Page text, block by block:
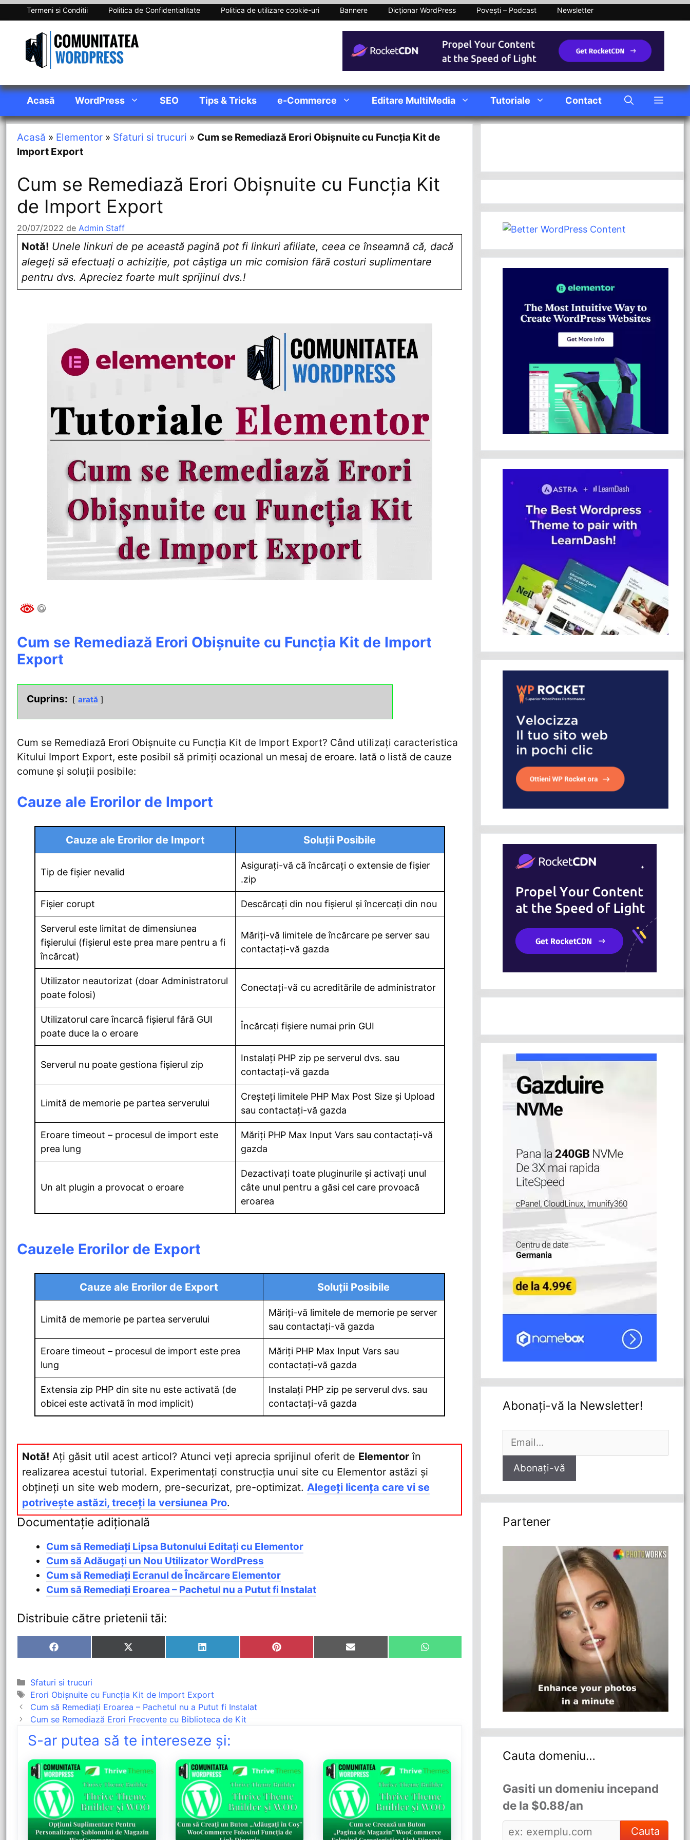
Termeni si Conditii Politica de Confidentialitate Politica de utilizare cookie-uri Bannere Dicționar WordPress Povești – Podcast Newsletter
Acasă WordPress SEO Tips & Tricks e-Commerce Editare MultiMedia Tutoriale Contact
Acasă » Elementor » Sfaturi si trucuri » Cum se Remediază Erori Obișnuite cu Funcția Kit de
Import Export
Cum se Remediază Erori Obișnuite cu Funcția Kit
de Import Export
20/07/2022 de Admin Staff
Notă! Unele linkuri de pe această pagină pot fi linkuri afiliate, ceea ce înseamnă că, dacă
alegeți să efectuați o achiziție, pot câștiga un mic comision fără costuri suplimentare
pentru dvs. Apreciez foarte mult sprijinul dvs.!
Cum se Remediază Erori Obișnuite cu Funcția Kit de Import
Export
Cuprins: arată
Cum se Remediază Erori Obișnuite cu Funcția Kit de Import Export? Când utilizați caracteristica
Kitului Import Export, este posibil să primiți ocazional un mesaj de eroare. Iată o listă de cauze
comune și soluții posibile:
Cauze ale Erorilor de Import
Cauze ale Erorilor de Import Soluții Posibile
Tip de fișier nevalid
Asigurați-vă că încărcați o extensie de fișier
.zip
Fișier corupt Descărcați din nou fișierul și încercați din nou
Serverul este limitat de dimensiunea
fișierului (fișierul este prea mare pentru a fi
încărcat)
Măriți-vă limitele de încărcare pe server sau
contactați-vă gazda
Utilizator neautorizat (doar Administratorul
poate folosi)
Conectați-vă cu acreditările de administrator
Utilizatorul care încarcă fișierul fără GUI
poate duce la o eroare
Încărcați fișiere numai prin GUI
Serverul nu poate gestiona fișierul zip
Instalați PHP zip pe serverul dvs. sau
contactați-vă gazda
Limită de memorie pe partea serverului
Creșteți limitele PHP Max Post Size și Upload
sau contactați-vă gazda
Eroare timeout – procesul de import este
prea lung
Măriți PHP Max Input Vars sau contactați-vă
gazda
Un alt plugin a provocat o eroare
Dezactivați toate pluginurile și activați unul
câte unul pentru a găsi cel care provoacă
eroarea
Cauzele Erorilor de Export
Cauze ale Erorilor de Export Soluții Posibile
Limită de memorie pe partea serverului
Măriți-vă limitele de memorie pe server
sau contactați-vă gazda
Eroare timeout – procesul de import este prea
lung
Măriți PHP Max Input Vars sau
contactați-vă gazda
Extensia zip PHP din site nu este activată (de
obicei este activată în mod implicit)
Instalați PHP zip pe serverul dvs. sau
contactați-vă gazda
Notă! Ați găsit util acest articol? Atunci veți aprecia sprijinul oferit de Elementor în
realizarea acestui tutorial. Experimentați construcția unui site cu Elementor astăzi și
obțineți un site web modern, pre-securizat, pre-optimizat. Alegeți licența care vi se
potrivește astăzi, treceți la versiunea Pro.
Documentație adițională
Cum să Remediați Lipsa Butonului Editați cu Elementor
Cum să Adăugați un Nou Utilizator WordPress
Cum să Remediați Ecranul de Încărcare Elementor
Cum să Remediați Eroarea – Pachetul nu a Putut fi Instalat
Distribuie către prietenii tăi:
Sfaturi si trucuri
Erori Obișnuite cu Funcția Kit de Import Export
Cum să Remediați Eroarea – Pachetul nu a Putut fi Instalat
Cum se Remediază Erori Frecvente cu Biblioteca de Kit
S-ar putea să te intereseze și:
Abonați-vă la Newsletter!
Partener
Cauta domeniu…
Gasiti un domeniu incepand
de la $0.88/an